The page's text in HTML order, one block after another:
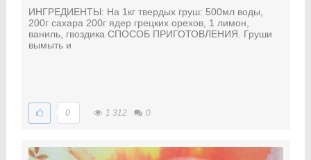
ИНГРЕДИЕНТЫ: На 1кг твердых груш: 500мл воды,
200г сахара 200г ядер грецких орехов, 1 лимон,
ваниль, гвоздика СПОСОБ ПРИГОТОВЛЕНИЯ. Груши
вымыть и
0 1 312 0